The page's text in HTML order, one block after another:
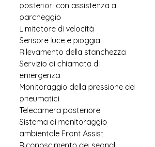
posteriori con assistenza al
parcheggio
Limitatore di velocità
Sensore luce e pioggia
Rilevamento della stanchezza
Servizio di chiamata di
emergenza
Monitoraggio della pressione dei
pneumatici
Telecamera posteriore
Sistema di monitoraggio
ambientale Front Assist
Riconoscimento dei segnali